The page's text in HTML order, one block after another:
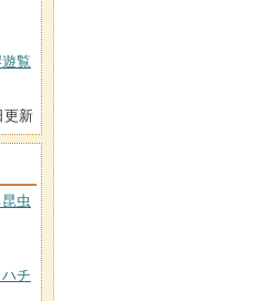
覧
更新
虫
チ